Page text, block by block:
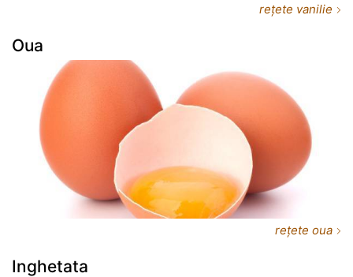
rețete vanilie
Oua
rețete oua
Inghetata